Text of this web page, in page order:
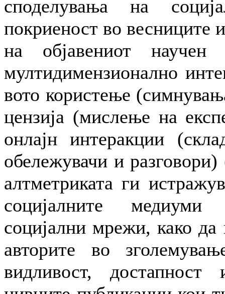
споделувања на
покриеност во весниците
на објавениот
мултидимензионално
вото користење
цензија (мислење на
онлајн интеракции
обележувачи и
алтметриката ги
социјалните
социјални мрежи, како
авторите во
видливост,